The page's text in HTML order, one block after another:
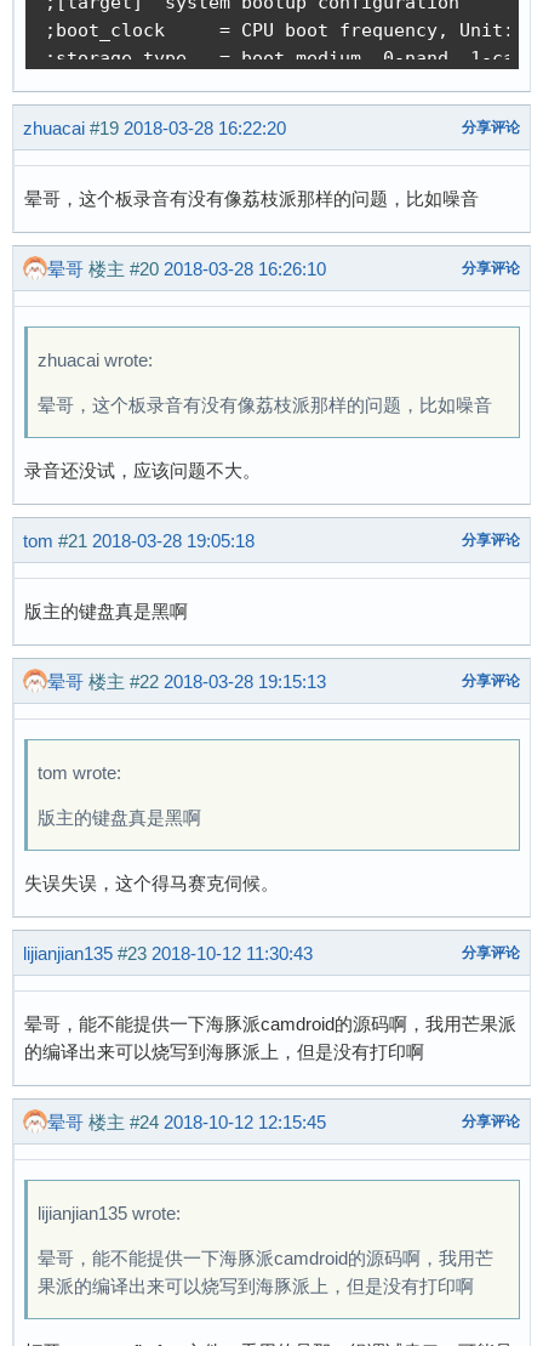
zhuacai #19 2018-03-28 16:22:20 分享评论
晕哥，这个板录音有没有像荔枝派那样的问题，比如噪音
晕哥 楼主 #20 2018-03-28 16:26:10 分享评论
zhuacai wrote:
晕哥，这个板录音有没有像荔枝派那样的问题，比如噪音
录音还没试，应该问题不大。
tom #21 2018-03-28 19:05:18 分享评论
版主的键盘真是黑啊
晕哥 楼主 #22 2018-03-28 19:15:13 分享评论
tom wrote:
版主的键盘真是黑啊
失误失误，这个得马赛克伺候。
lijianjian135 #23 2018-10-12 11:30:43 分享评论
晕哥，能不能提供一下海豚派camdroid的源码啊，我用芒果派
的编译出来可以烧写到海豚派上，但是没有打印啊
晕哥 楼主 #24 2018-10-12 12:15:45 分享评论
lijianjian135 wrote:
晕哥，能不能提供一下海豚派camdroid的源码啊，我用芒
果派的编译出来可以烧写到海豚派上，但是没有打印啊